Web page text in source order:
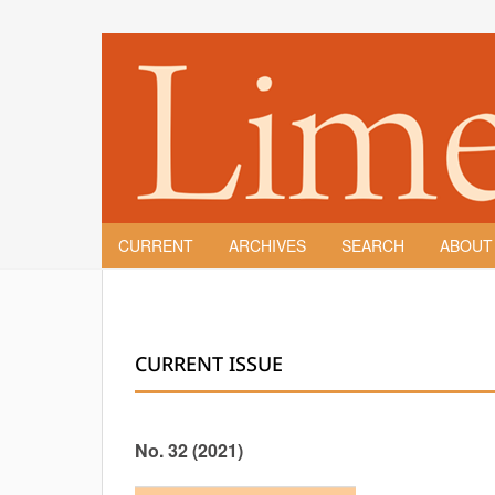
CURRENT ARCHIVES SEARCH
CURRENT ISSUE
No. 32 (2021)